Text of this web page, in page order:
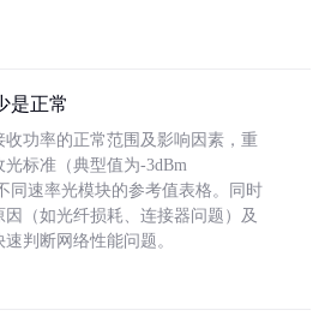
是正常
功率的正常范围及影响因素，重
标准（典型值为-3dBm
同速率光模块的参考值表格。同时
（如光纤损耗、连接器问题）及
判断网络性能问题。